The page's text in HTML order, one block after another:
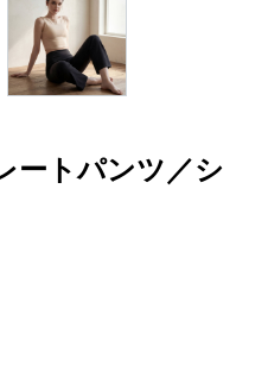
ートパンツ／シ